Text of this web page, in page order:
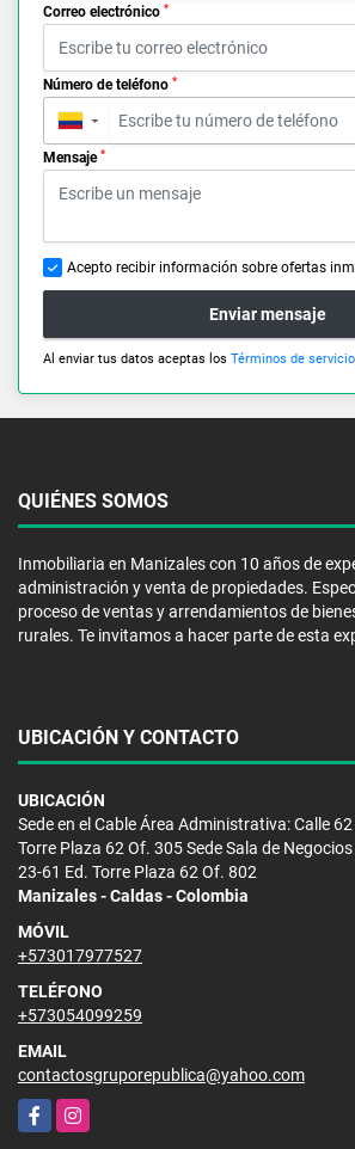
Correo electrónico *
Número de teléfono *
▼
Mensaje *
Acepto recibir información sobre ofertas
Enviar mensaje
Al enviar tus datos aceptas los Términos de
QUIÉNES SOMOS
Inmobiliaria en Manizales con 10 años de
administración y venta de propiedades.
proceso de ventas y arrendamientos de
rurales. Te invitamos a hacer parte de esta
UBICACIÓN Y CONTACTO
UBICACIÓN
Sede en el Cable Área Administrativa: Calle
Torre Plaza 62 Of. 305 Sede Sala de
23-61 Ed. Torre Plaza 62 Of. 802
Manizales - Caldas - Colombia
MÓVIL
+573017977527
TELÉFONO
+573054099259
EMAIL
contactosgruporepublica@yahoo.com
FacebookInstagram